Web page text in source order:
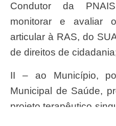
Condutor da
monitorar e avaliar
articular à RAS, do
de direitos de
II – ao Município, por meio da Secretaria
Municipal de Saúde,
projeto terapêutico